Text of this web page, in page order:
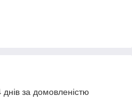
за домовленістю